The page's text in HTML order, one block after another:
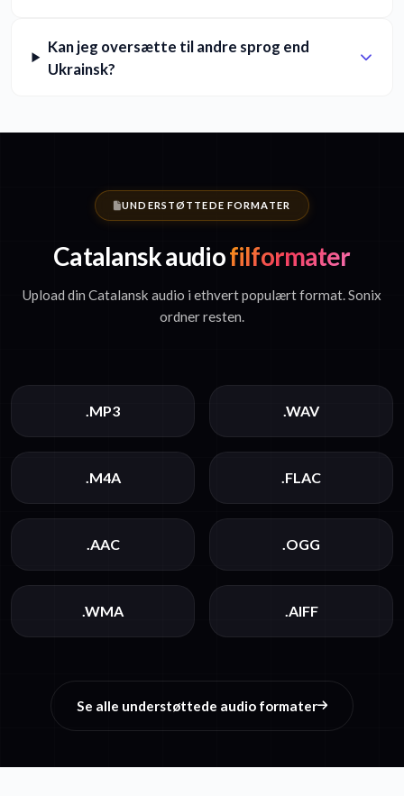
Kan jeg oversætte til andre sprog end
Ukrainsk?
UNDERSTØTTEDE FORMATER
Catalansk audiofilformater
Upload din Catalansk audio i ethvert populært format. Sonix
ordner resten.
.MP3 .WAV
.M4A .FLAC
.AAC .OGG
.WMA .AIFF
Se alle understøttede audio formater